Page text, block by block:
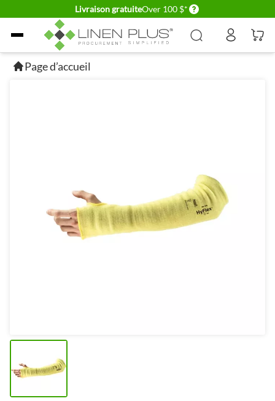
Livraison gratuiteOver 100 $* Delivery conditions
Allez au contenu
Page d’accueil